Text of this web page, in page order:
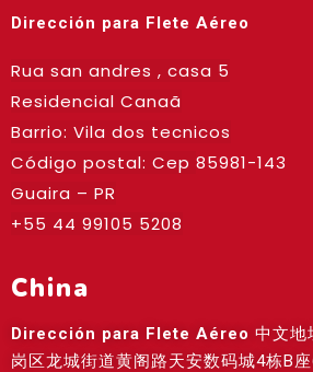
Dirección para Flete Aéreo
Rua san andres , casa 5
Residencial Canaã
Barrio: Vila dos tecnicos
Código postal: Cep 85981-143
Guaira – PR
+55 44 99105 5208
China
Dirección para Flete Aéreo 中文地
岗区龙城街道黄阁路天安数码城4栋B